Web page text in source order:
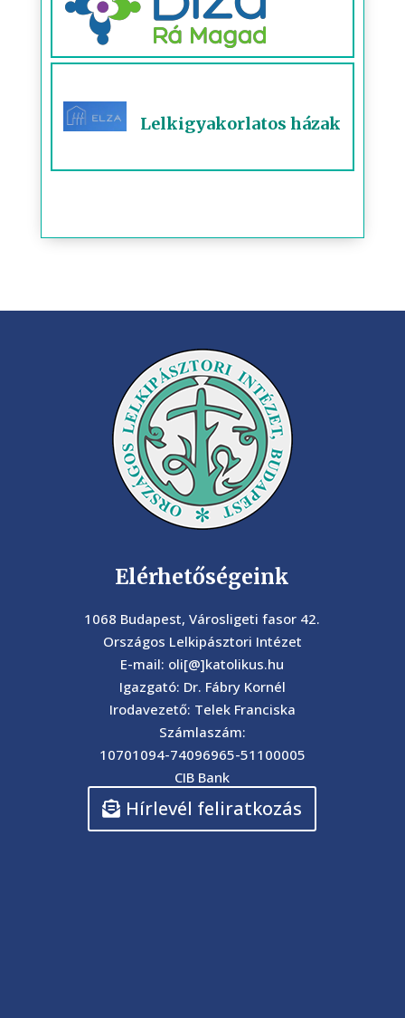
Lelkigyakorlatos házak
Elérhetőségeink
1068 Budapest, Városligeti fasor 42.
Országos Lelkipásztori Intézet
E-mail: oli[@]katolikus.hu
Igazgató: Dr. Fábry Kornél
Irodavezető: Telek Franciska
Számlaszám:
10701094-74096965-51100005
CIB Bank
Hírlevél feliratkozás